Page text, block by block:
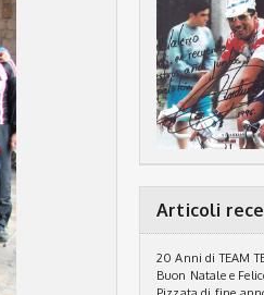
Articoli
20 Anni di TEAM
Buon Natale e